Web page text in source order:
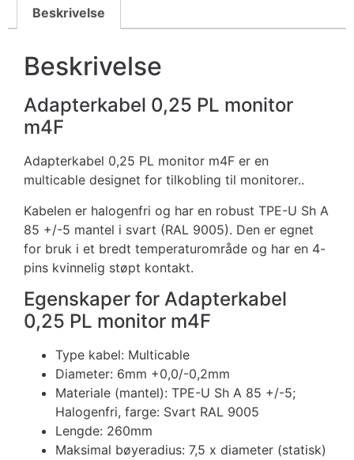
Beskrivelse
Beskrivelse
Adapterkabel 0,25 PL monitor
m4F
Adapterkabel 0,25 PL monitor m4F er en
multicable designet for tilkobling til monitorer..
Kabelen er halogenfri og har en robust TPE-U Sh A
85 +/-5 mantel i svart (RAL 9005). Den er egnet
for bruk i et bredt temperaturområde og har en 4-
pins kvinnelig støpt kontakt.
Egenskaper for Adapterkabel
0,25 PL monitor m4F
Type kabel: Multicable
Diameter: 6mm +0,0/-0,2mm
Materiale (mantel): TPE-U Sh A 85 +/-5;
Halogenfri, farge: Svart RAL 9005
Lengde: 260mm
Maksimal bøyeradius: 7,5 x diameter (statisk)